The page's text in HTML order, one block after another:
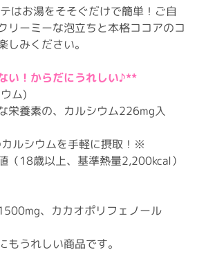
はお湯をそそぐだけで簡単！ご自
リーミーな泡立ちと本格ココアのコ
しみください。
い！からだにうれしい♪**
ム)
栄養素の、カルシウム226mg入
ルシウムを手軽に摂取！※
（18歳以上、基準熱量2,200kcal）
、カカオポリフェノール
もうれしい商品です。